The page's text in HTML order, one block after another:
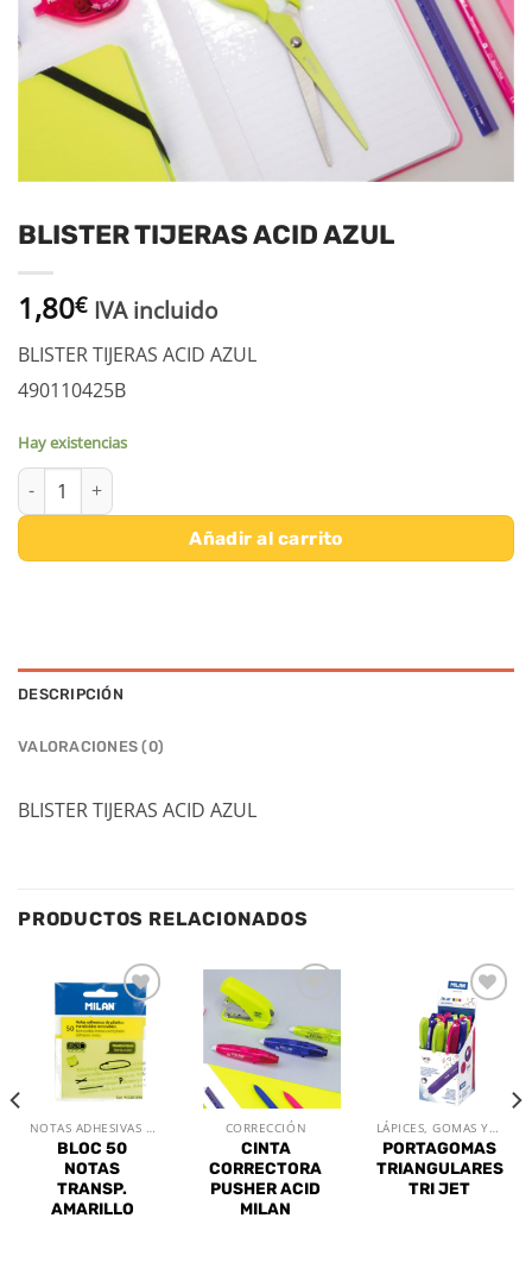
BLISTER TIJERAS ACID AZUL
1,80€ IVA incluido
BLISTER TIJERAS ACID AZUL
490110425B
Hay existencias
BLISTER TIJERAS ACID AZUL cantidad
Añadir al carrito
DESCRIPCIÓN
VALORACIONES (0)
BLISTER TIJERAS ACID AZUL
PRODUCTOS RELACIONADOS
Añadir
a la
lista de
deseos
NOTAS ADHESIVAS Y SEÑALIZADORES
BLOC 50
NOTAS
TRANSP.
AMARILLO
a la
lista de
deseos
CORRECCIÓN
CINTA
CORRECTORA
PUSHER ACID
MILAN
Añadir
a la
lista de
deseos
LÁPICES, GOMAS Y SACAPUNTAS
PORTAGOMAS
TRIANGULARES
TRI JET